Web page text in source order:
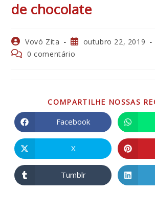
de chocolate
Autor
do
post:
Vovó Zita
Post
publicado:
outubro 22, 2019
Comentários
0 comentário
COMPARTILHE NOSSAS
Abre
em
uma
nova
janela
Facebook
Abre
em
uma
nova
janela
X
Abre
em
Tumblr